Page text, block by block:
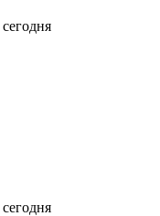
сегодня
сегодня